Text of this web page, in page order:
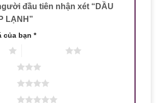
đầu tiên nhận xét “DẦU
LẠNH”
của bạn *